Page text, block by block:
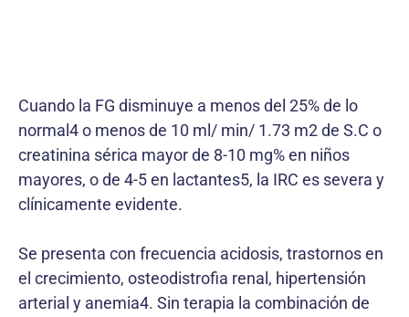
Cuando la FG disminuye a menos del 25% de lo
normal4 o menos de 10 ml/ min/ 1.73 m2 de S.C o
creatinina sérica mayor de 8-10 mg% en niños
mayores, o de 4-5 en lactantes5, la IRC es severa y
clínicamente evidente.
Se presenta con frecuencia acidosis, trastornos en
el crecimiento, osteodistrofia renal, hipertensión
arterial y anemia4. Sin terapia la combinación de